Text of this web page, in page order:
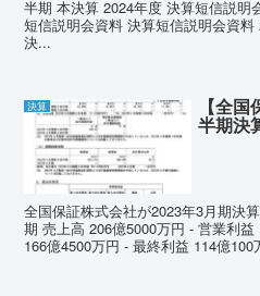
半期 本決算 2024年度 決算短信説明
短信説明会資料 決算短信説明会資
決...
決算 【全
半期決
全国保証株式会社が2023年3月期決
期 売上高 206億5000万円 - 営業利
166億4500万円 - 最終利益 114億100